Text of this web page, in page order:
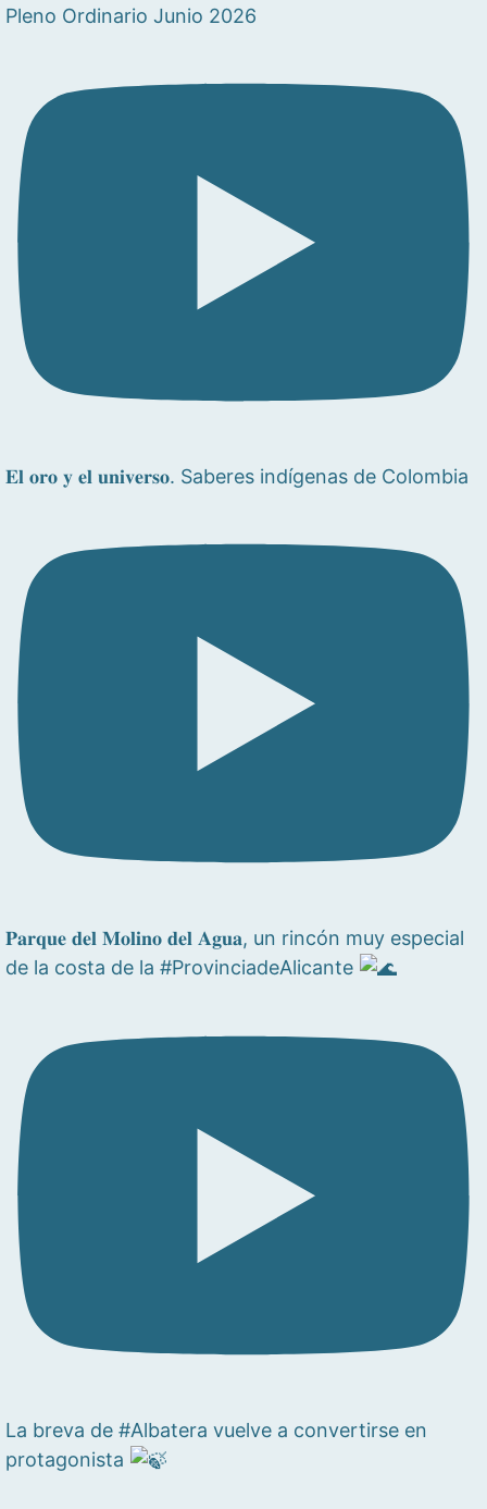
Pleno Ordinario Junio 2026
𝐄𝐥 𝐨𝐫𝐨 𝐲 𝐞𝐥 𝐮𝐧𝐢𝐯𝐞𝐫𝐬𝐨. Saberes indígenas de Colombia
𝐏𝐚𝐫𝐪𝐮𝐞 𝐝𝐞𝐥 𝐌𝐨𝐥𝐢𝐧𝐨 𝐝𝐞𝐥 𝐀𝐠𝐮𝐚, un rincón muy especial
de la costa de la #ProvinciadeAlicante
La breva de #Albatera vuelve a convertirse en
protagonista